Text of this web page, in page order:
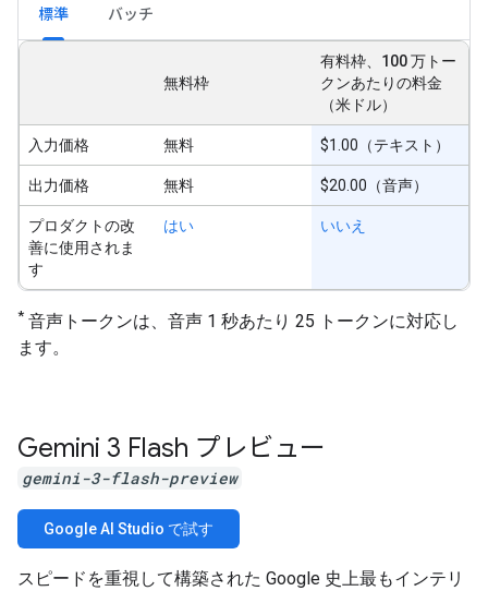
標準 バッチ
無料枠
有料枠、100 万トー
クンあたりの料金
（米ドル）
入力価格 無料 $1.00（テキスト）
出力価格 無料 $20.00（音声）
プロダクトの改
善に使用されま
す
はい いいえ
* 音声トークンは、音声 1 秒あたり 25 トークンに対応し
ます。
Gemini 3 Flash プレビュー
gemini-3-flash-preview
Google AI Studio で試す
スピードを重視して構築された Google 史上最もインテリ